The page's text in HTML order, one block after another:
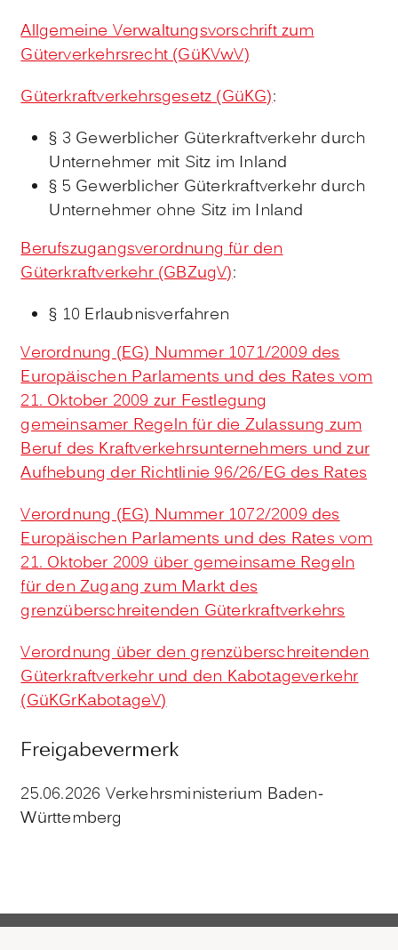
Allgemeine Verwaltungsvorschrift zum
Güterverkehrsrecht (GüKVwV)
Güterkraftverkehrsgesetz (GüKG):
§ 3 Gewerblicher Güterkraftverkehr durch
Unternehmer mit Sitz im Inland
§ 5 Gewerblicher Güterkraftverkehr durch
Unternehmer ohne Sitz im Inland
Berufszugangsverordnung für den
Güterkraftverkehr (GBZugV):
§ 10 Erlaubnisverfahren
Verordnung (EG) Nummer 1071/2009 des
Europäischen Parlaments und des Rates vom
21. Oktober 2009 zur Festlegung
gemeinsamer Regeln für die Zulassung zum
Beruf des Kraftverkehrsunternehmers und zur
Aufhebung der Richtlinie 96/26/EG des Rates
Verordnung (EG) Nummer 1072/2009 des
Europäischen Parlaments und des Rates vom
21. Oktober 2009 über gemeinsame Regeln
für den Zugang zum Markt des
grenzüberschreitenden Güterkraftverkehrs
Verordnung über den grenzüberschreitenden
Güterkraftverkehr und den Kabotageverkehr
(GüKGrKabotageV)
Freigabevermerk
25.06.2026 Verkehrsministerium Baden-
Württemberg